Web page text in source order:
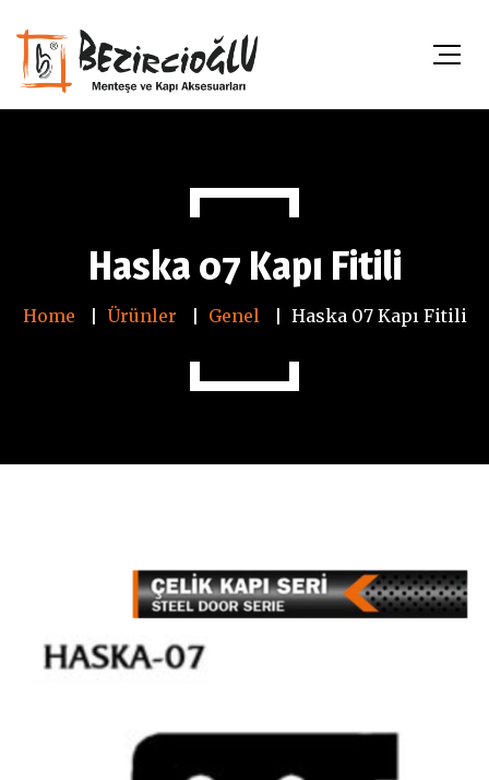
Haska 07 Kapı Fitili
Home Ürünler Genel Haska 07 Kapı Fitili